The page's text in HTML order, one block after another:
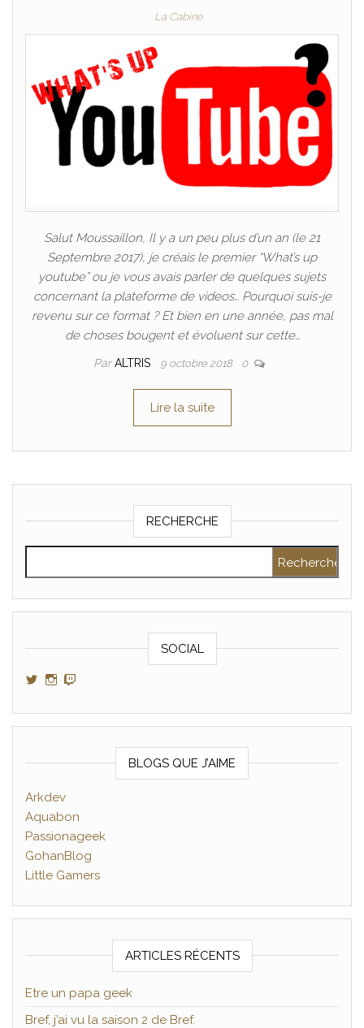
La Cabine
Salut Moussaillon, Il y a un peu plus d’un an (le 21
Septembre 2017), je créais le premier “What’s up
youtube” ou je vous avais parler de quelques sujets
concernant la plateforme de videos… Pourquoi suis-je
revenu sur ce format ? Et bien en une année, pas mal
de choses bougent et évoluent sur cette…
ParALTRIS 9 octobre 2018 0
Lire la suite
RECHERCHE
SOCIAL
Voir le profil de GamerAltris sur Twitter
Voir le profil de GamerAltris sur Instagram
BLOGS QUE J’AIME
Arkdev
Aquabon
Passionageek
GohanBlog
Little Gamers
ARTICLES RÉCENTS
Etre un papa geek
Bref, j’ai vu la saison 2 de Bref.